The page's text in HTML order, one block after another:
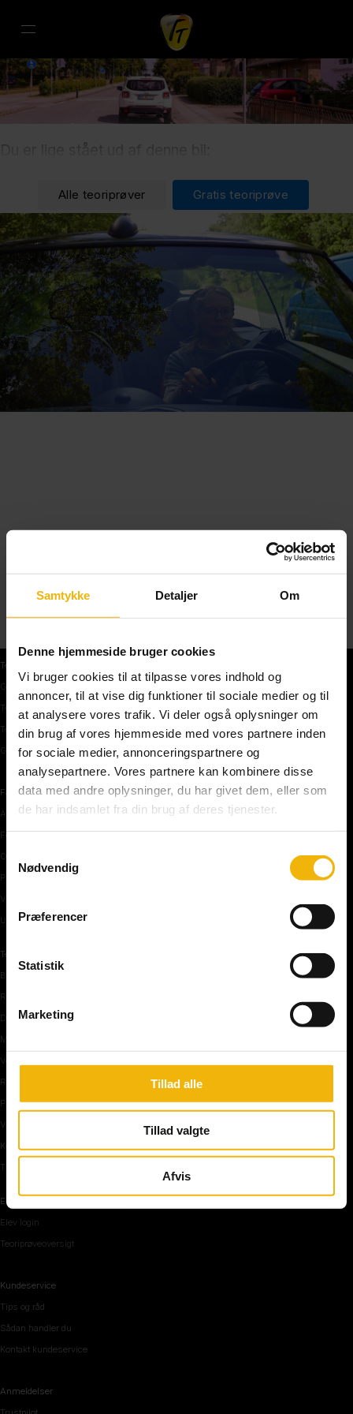
Samtykke Detaljer Om
Denne hjemmeside bruger cookies
Vi bruger cookies til at tilpasse vores indhold og
annoncer, til at vise dig funktioner til sociale medier og til
at analysere vores trafik. Vi deler også oplysninger om
din brug af vores hjemmeside med vores partnere inden
for sociale medier, annonceringspartnere og
analysepartnere. Vores partnere kan kombinere disse
data med andre oplysninger, du har givet dem, eller som
de har indsamlet fra din brug af deres tjenester.
Nødvendig
Præferencer
Statistik
Marketing
Tillad alle
Tillad valgte
Afvis
Alle teoriprøver Gratis teoriprøve
Teoriprøver
Gratis teoriprøve
Teoriprøver oversigt
Teoriprøver – pakker/priser
Generhvervelse af kørekort
Færdselstavler
Advarselstavler
Forbudstavler
Oplysningstavler
Påbudstavler
Vigepligtstavler
Undertavler
Teoriundervisning
Bilens teknik
Risikoforhold
De første manøvre på vej
Manøvre på vej
Vejkryds
Rundkørsel og motorvej
Parkering, mørke og tunnel
Vi mennesker
Køreteknik
Tips og råd inden teoriprøven
Elevområde
Elev login
Teoriprøveoversigt
Kundeservice
Tips og råd
Sådan handler du
Kontakt kundeservice
Anmeldelser